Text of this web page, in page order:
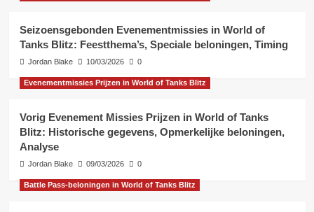
Seizoensgebonden Evenementmissies in World of
Tanks Blitz: Feestthema’s, Speciale beloningen, Timing
Jordan Blake 10/03/2026 0
Evenementmissies Prijzen in World of Tanks Blitz
Vorig Evenement Missies Prijzen in World of Tanks
Blitz: Historische gegevens, Opmerkelijke beloningen,
Analyse
Jordan Blake 09/03/2026 0
Battle Pass-beloningen in World of Tanks Blitz